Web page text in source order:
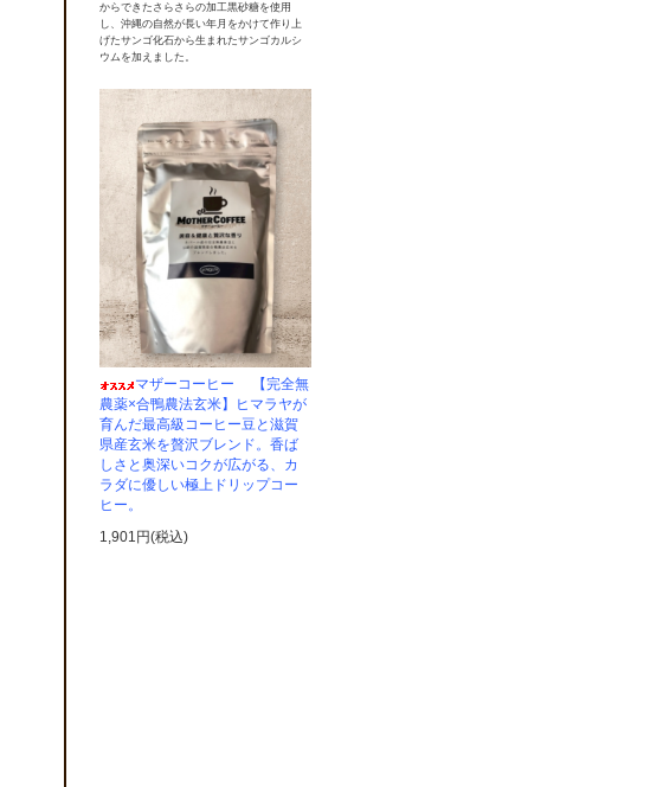
からできたさらさらの加工黒砂糖を使用
し、沖縄の自然が長い年月をかけて作り上
げたサンゴ化石から生まれたサンゴカルシ
ウムを加えました。
マザーコーヒー 【完全無
農薬×合鴨農法玄米】ヒマラヤが
育んだ最高級コーヒー豆と滋賀
県産玄米を贅沢ブレンド。香ば
しさと奥深いコクが広がる、カ
ラダに優しい極上ドリップコー
ヒー。
1,901円(税込)